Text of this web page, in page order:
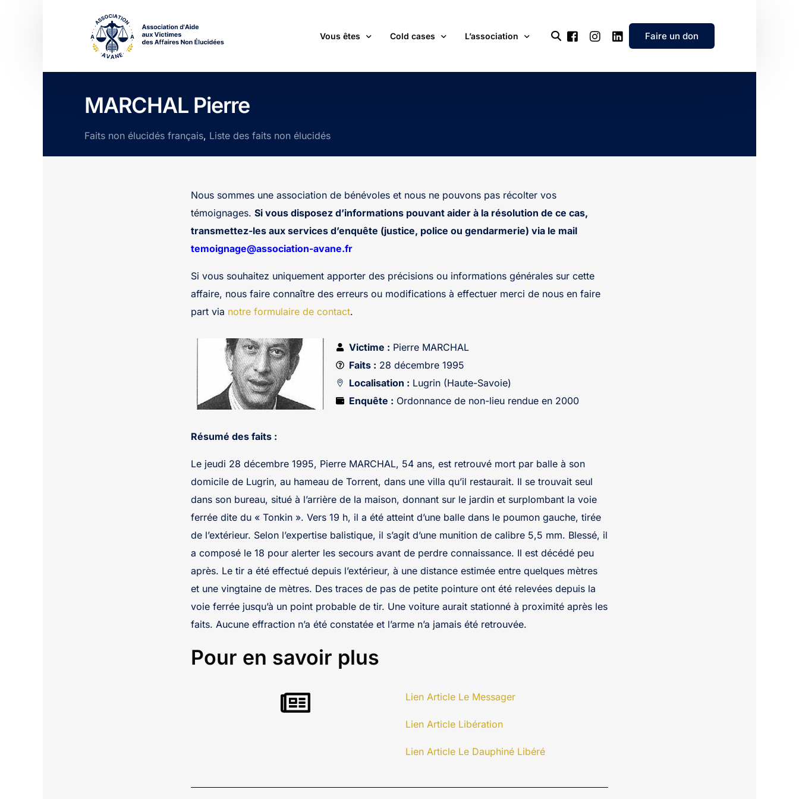
Vous êtes
passionné(e) par les cold cases
un futur adhérent ou bénévole
journaliste
Cold cases L’association
Devenir bénévole
Contact
Faire un don
MARCHAL Pierre
Faits non élucidés français, Liste des faits non élucidés
Nous sommes une association de bénévoles et nous ne pouvons pas récolter vos
témoignages. Si vous disposez d’informations pouvant aider à la résolution de ce cas,
transmettez-les aux services d’enquête (justice, police ou gendarmerie) via le mail
temoignage@association-avane.fr
Si vous souhaitez uniquement apporter des précisions ou informations générales sur cette
affaire, nous faire connaître des erreurs ou modifications à effectuer merci de nous en faire
part via notre formulaire de contact.
Victime : Pierre MARCHAL
Faits : 28 décembre 1995
Localisation : Lugrin (Haute-Savoie)
Enquête : Ordonnance de non-lieu rendue en 2000
Résumé des faits :
Le jeudi 28 décembre 1995, Pierre MARCHAL, 54 ans, est retrouvé mort par balle à son
domicile de Lugrin, au hameau de Torrent, dans une villa qu’il restaurait. Il se trouvait seul
dans son bureau, situé à l’arrière de la maison, donnant sur le jardin et surplombant la voie
ferrée dite du « Tonkin ». Vers 19 h, il a été atteint d’une balle dans le poumon gauche, tirée
de l’extérieur. Selon l’expertise balistique, il s’agit d’une munition de calibre 5,5 mm. Blessé, il
a composé le 18 pour alerter les secours avant de perdre connaissance. Il est décédé peu
après. Le tir a été effectué depuis l’extérieur, à une distance estimée entre quelques mètres
et une vingtaine de mètres. Des traces de pas de petite pointure ont été relevées depuis la
voie ferrée jusqu’à un point probable de tir. Une voiture aurait stationné à proximité après les
faits. Aucune effraction n’a été constatée et l’arme n’a jamais été retrouvée.
Pour en savoir plus
Lien Article Le Messager
Lien Article Libération
Lien Article Le Dauphiné Libéré